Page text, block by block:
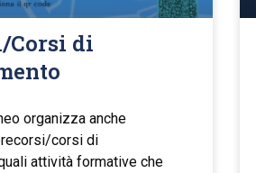
Corsi di
organizza anche
corsi di
attività formative che